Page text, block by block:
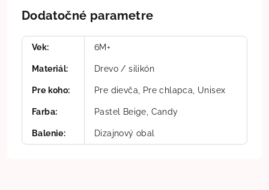
Dodatočné parametre
Vek: 6M+
Materiál: Drevo / silikón
Pre koho: Pre dievča, Pre chlapca, Unisex
Farba: Pastel Beige, Candy
Balenie: Dizajnový obal